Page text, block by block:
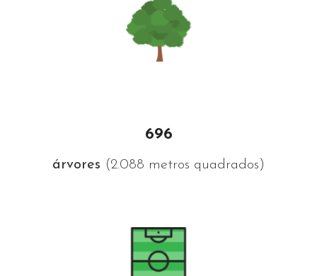
696
árvores (2.088 metros quadrados)